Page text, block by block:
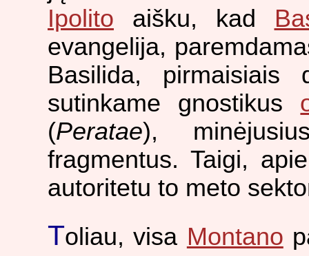
Ipolito aišku, kad
evangelija,
Basilida, pirmaisiais
sutinkame gnostikus
(Peratae),
fragmentus. Taigi,
autoritetu to meto
Toliau, visa Montano